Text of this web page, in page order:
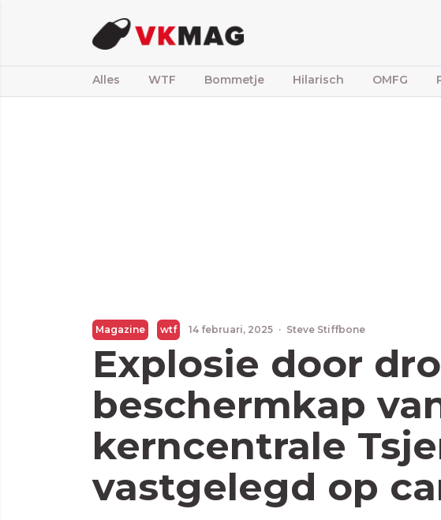
Alles WTF Bommetje Hilarisch OMFG
Magazine wtf 14 februari, 2025 · Steve Stiffbone
Explosie door
beschermkap
kerncentrale
vastgelegd op